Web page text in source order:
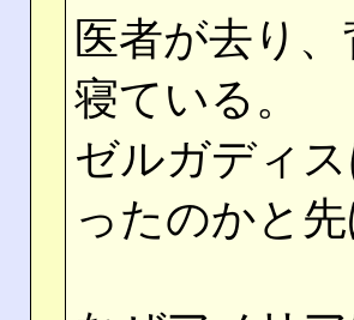
医者が去り
寝ている。
ゼルガディ
ったのかと